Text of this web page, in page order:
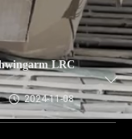
LRC
2024-11-08